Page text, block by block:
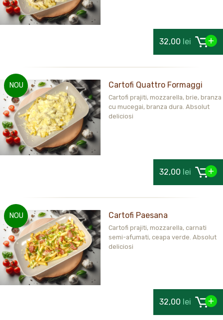
32,00 lei
NOU Cartofi Quattro Formaggi
Cartofi prajiti, mozzarella, brie, branza
cu mucegai, branza dura. Absolut
deliciosi
32,00 lei
NOU Cartofi Paesana
Cartofi prajiti, mozzarella, carnati
semi-afumati, ceapa verde. Absolut
deliciosi
32,00 lei